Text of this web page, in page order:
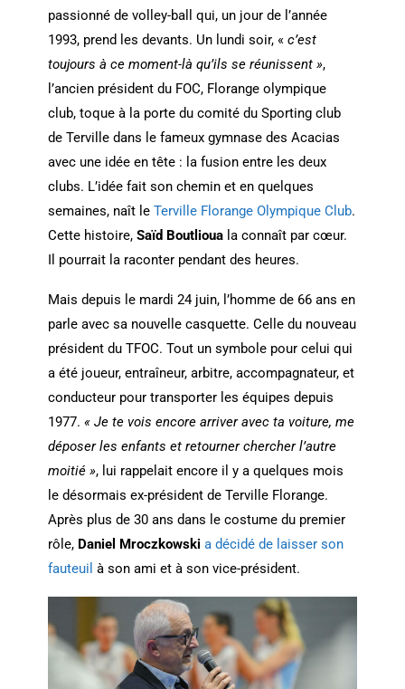
passionné de volley-ball qui, un jour de l’année
1993, prend les devants. Un lundi soir, «c’est
toujours à ce moment-là qu’ils se réunissent »,
l’ancien président du FOC, Florange olympique
club, toque à la porte du comité du Sporting club
de Terville dans le fameux gymnase des Acacias
avec une idée en tête : la fusion entre les deux
clubs. L’idée fait son chemin et en quelques
semaines, naît le Terville Florange Olympique Club.
Cette histoire, Saïd Boutliouala connaît par cœur.
Il pourrait la raconter pendant des heures.
Mais depuis le mardi 24 juin, l’homme de 66 ans en
parle avec sa nouvelle casquette. Celle du nouveau
président du TFOC. Tout un symbole pour celui qui
a été joueur, entraîneur, arbitre, accompagnateur, et
conducteur pour transporter les équipes depuis
1977. « Je te vois encore arriver avec ta voiture, me
déposer les enfants et retourner chercher l’autre
moitié », lui rappelait encore il y a quelques mois
le désormais ex-président de Terville Florange.
Après plus de 30 ans dans le costume du premier
rôle, Daniel Mroczkowski a décidé de laisser son
fauteuil à son ami et à son vice-président.